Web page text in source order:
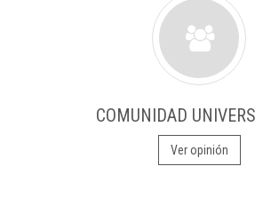
COMUNIDAD
Ver opinión